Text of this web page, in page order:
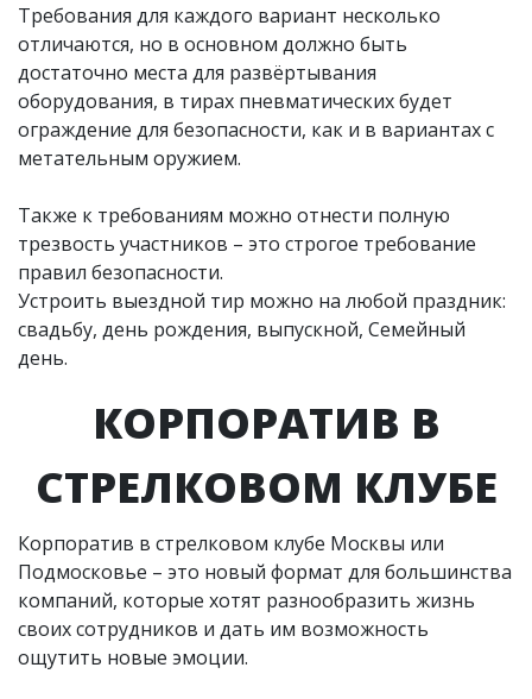
Требования для каждого вариант несколько
отличаются, но в основном должно быть
достаточно места для развёртывания
оборудования, в тирах пневматических будет
ограждение для безопасности, как и в вариантах с
метательным оружием.
Также к требованиям можно отнести полную
трезвость участников – это строгое требование
правил безопасности.
Устроить выездной тир можно на любой праздник:
свадьбу, день рождения, выпускной, Семейный
день.
КОРПОРАТИВ В
СТРЕЛКОВОМ КЛУБЕ
Корпоратив в стрелковом клубе Москвы или
Подмосковье – это новый формат для большинства
компаний, которые хотят разнообразить жизнь
своих сотрудников и дать им возможность
ощутить новые эмоции.